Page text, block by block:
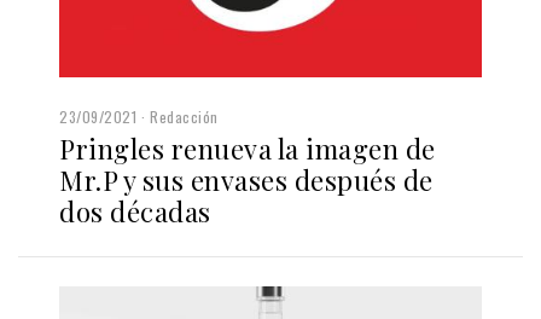
23/09/2021 Redacción
Pringles renueva la imagen de
Mr.P y sus envases después de
dos décadas